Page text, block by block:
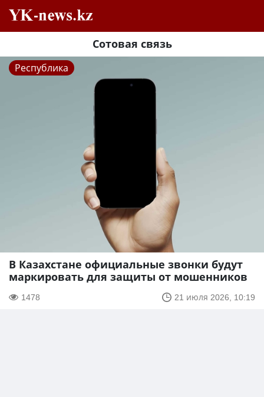
Сотовая связь
Республика
В Казахстане официальные звонки будут
маркировать для защиты от мошенников
1478 21 июля 2026, 10:19